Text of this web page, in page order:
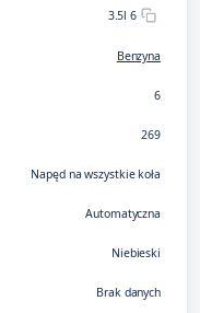
3.5l 6
Benzyna
6
269
Napęd na wszystkie koła
Automatyczna
Niebieski
Brak danych